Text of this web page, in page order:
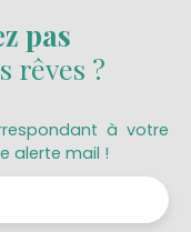
pas
rêves ?
à votre
alerte mail !